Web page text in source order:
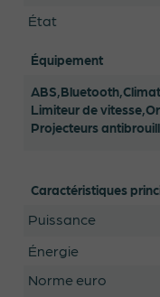
État
Équipement
ABS,Bluetooth,
Limiteur de vitesse,
Projecteurs
Caractéristiques
Puissance
Énergie
Norme euro